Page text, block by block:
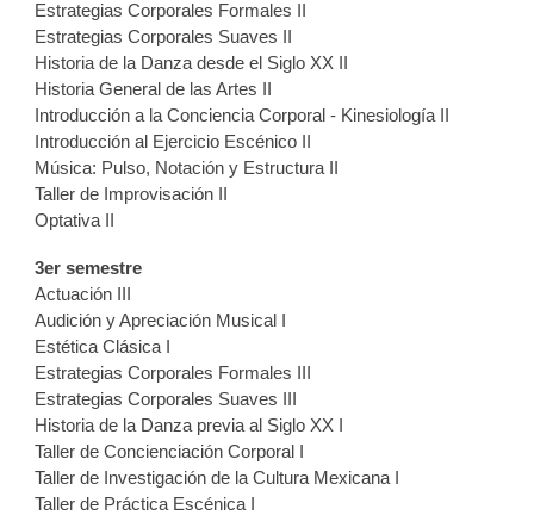
Estrategias Corporales Formales II
Estrategias Corporales Suaves II
Historia de la Danza desde el Siglo XX II
Historia General de las Artes II
Introducción a la Conciencia Corporal - Kinesiología II
Introducción al Ejercicio Escénico II
Música: Pulso, Notación y Estructura II
Taller de Improvisación II
Optativa II
3er semestre
Actuación III
Audición y Apreciación Musical I
Estética Clásica I
Estrategias Corporales Formales III
Estrategias Corporales Suaves III
Historia de la Danza previa al Siglo XX I
Taller de Concienciación Corporal I
Taller de Investigación de la Cultura Mexicana I
Taller de Práctica Escénica I